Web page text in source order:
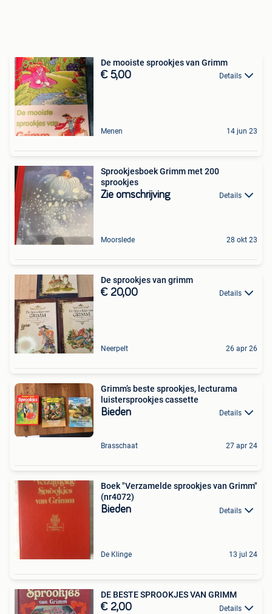
De mooiste sprookjes van Grimm
€ 5,00 Details
Menen 14 jun 23
Sprookjesboek Grimm met 200
sprookjes
Zie omschrijving Details
Moorslede 28 okt 23
De sprookjes van grimm
€ 20,00 Details
Neerpelt 26 apr 26
Grimm’s beste sprookjes, lecturama
luistersprookjes cassette
Bieden Details
Brasschaat 27 apr 24
Boek "Verzamelde sprookjes van Grimm"
(nr4072)
Bieden Details
De Klinge 13 jul 24
DE BESTE SPROOKJES VAN GRIMM
€ 2,00 Details